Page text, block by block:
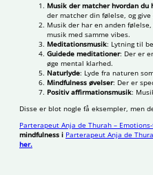
Musik der matcher hvordan du
der matcher din følelse, og
Musik der har en anden
musik med samme vibes.
Meditationsmusik: Lytning til
Guidede meditationer: Der er
øge mental klarhed.
Naturlyde: Lyde fra naturen
Mindfulness øvelser: Der er
Positiv affirmationsmusik:
Disse er blot nogle få eksempler, men
Parterapeut Anja de Thurah –
mindfulness i Parterapeut Anja de
her.